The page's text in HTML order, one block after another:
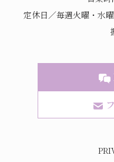
定休日／毎週火曜・水